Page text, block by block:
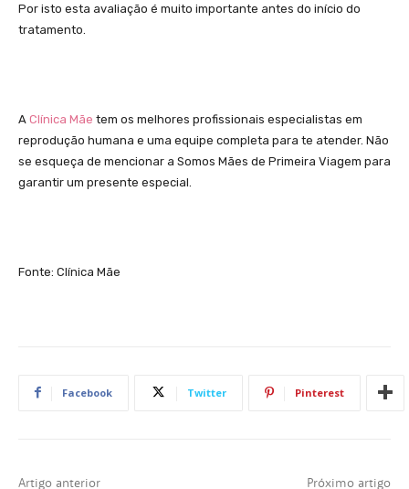
Por isto esta avaliação é muito importante antes do início do
tratamento.
A Clínica Mãe tem os melhores profissionais especialistas em
reprodução humana e uma equipe completa para te atender. Não
se esqueça de mencionar a Somos Mães de Primeira Viagem para
garantir um presente especial.
Fonte: Clínica Mãe
Facebook Twitter Pinterest
Artigo anterior Próximo artigo